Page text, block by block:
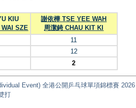
KIU
SZE
謝依樺 TSE YEE WAH
周潔錡 CHAU KIT KI
11
12
2
Event) 全港公開乒乓球單項錦標賽 2026
打